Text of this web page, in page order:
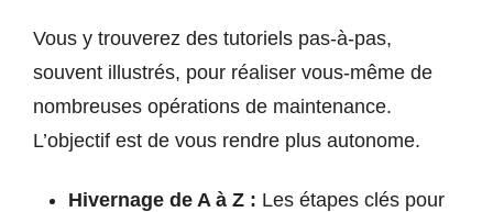
Vous y trouverez des tutoriels pas-à-pas,
souvent illustrés, pour réaliser vous-même de
nombreuses opérations de maintenance.
L’objectif est de vous rendre plus autonome.
Hivernage de A à Z : Les étapes clés pour